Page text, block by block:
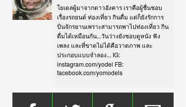
โยเดลผู้มาจากดาวอังคาร เราคือผู้ชื่นชอบ
เรื่องรถยนต์ ท่องเที่ยว กินดื่ม แต่ก็ยังรักการ
ปั่นจักรยานเพราะสามารถพาไปท่องเที่ยว กิน
ดื่มได้เหมือนกัน...วันว่างยังชอบดูหนัง ฟัง
เพลง และที่ขาดไม่ได้คือวาดภาพ และ
ประกอบแบบจำลอง... IG:
instagram.com/yodel FB:
facebook.com/yomodels